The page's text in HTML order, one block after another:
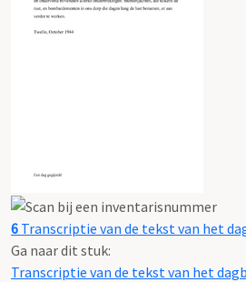
6 Transcriptie van de tekst van het
Ga naar dit stuk:
Transcriptie van de tekst van het